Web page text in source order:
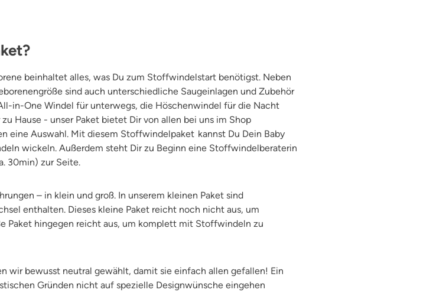
beinhaltet alles, was Du zum Stoffwindelstart benötigst. Neben
sind auch unterschiedliche Saugeinlagen und Zubehör
in-One Windel für unterwegs, die Höschenwindel für die Nacht
Hause - unser Paket bietet Dir von allen bei uns im Shop
eine Auswahl. Mit diesem Stoffwindelpaket kannst Du Dein Baby
wickeln. Außerdem steht Dir zu Beginn eine Stoffwindelberaterin
30min) zur Seite.
– in klein und groß. In unserem kleinen Paket sind
enthalten. Dieses kleine Paket reicht noch nicht aus, um
Paket hingegen reicht aus, um komplett mit Stoffwindeln zu
wir bewusst neutral gewählt, damit sie einfach allen gefallen! Ein
Gründen nicht auf spezielle Designwünsche eingehen